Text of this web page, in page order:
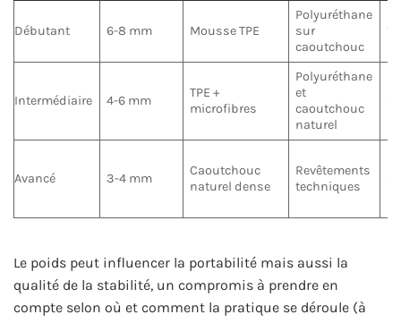
Débutant 6-8 mm Mousse TPE
Polyuréthane
sur
caoutchouc
1-
Intermédiaire 4-6 mm
TPE +
microfibres
Polyuréthane
et
caoutchouc
naturel
Avancé 3-4 mm
Caoutchouc
naturel dense
Revêtements
techniques
Le poids peut influencer la portabilité mais aussi la
qualité de la stabilité, un compromis à prendre en
compte selon où et comment la pratique se déroule (à